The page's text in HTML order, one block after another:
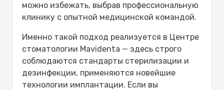
можно избежать, выбрав профессиональную
клинику с опытной медицинской командой.
Именно такой подход реализуется в Центре
стоматологии Mavidenta — здесь строго
соблюдаются стандарты стерилизации и
дезинфекции, применяются новейшие
технологии имплантации. Если вы